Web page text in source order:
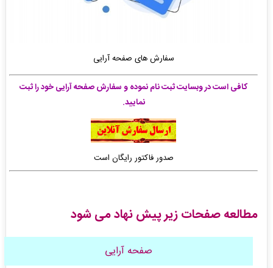
سفارش های صفحه آرایی
کافی است در وبسایت ثبت نام نموده و سفارش صفحه آرایی خود را ثبت
نمایید.
صدور فاکتور رایگان است
مطالعه صفحات زیر پیش نهاد می شود
صفحه آرایی